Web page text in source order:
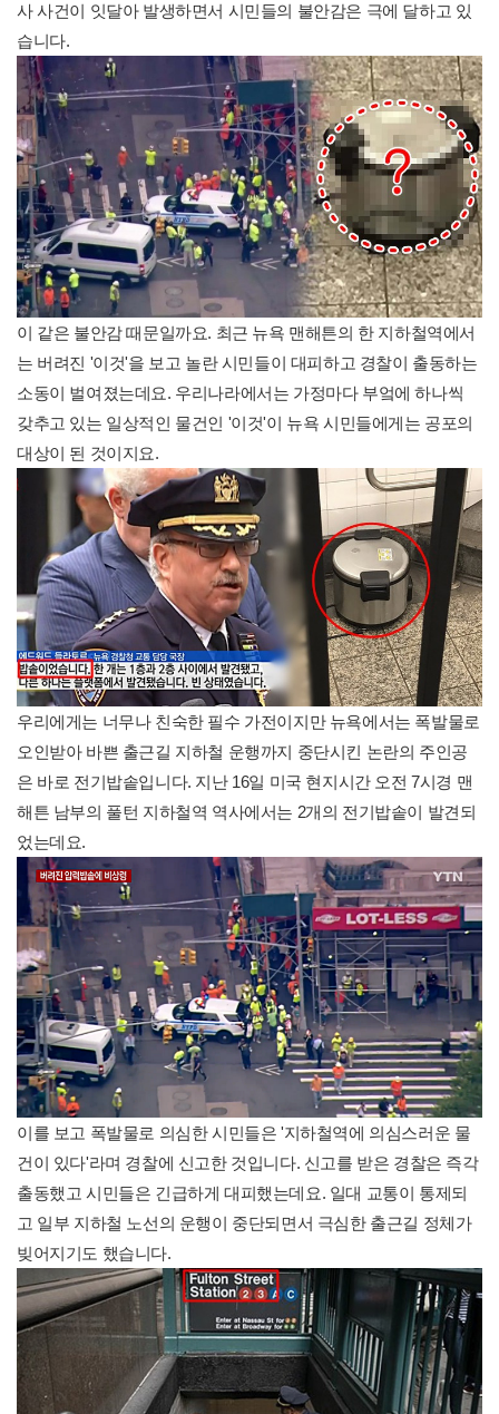
사 사건이 잇달아 발생하면서 시민들의 불안감은 극에 달하고 있
습니다.
이 같은 불안감 때문일까요. 최근 뉴욕 맨해튼의 한 지하철역에서
는 버려진 '이것'을 보고 놀란 시민들이 대피하고 경찰이 출동하는
소동이 벌여졌는데요. 우리나라에서는 가정마다 부엌에 하나씩
갖추고 있는 일상적인 물건인 '이것'이 뉴욕 시민들에게는 공포의
대상이 된 것이지요.
우리에게는 너무나 친숙한 필수 가전이지만 뉴욕에서는 폭발물로
오인받아 바쁜 출근길 지하철 운행까지 중단시킨 논란의 주인공
은 바로 전기밥솥입니다. 지난 16일 미국 현지시간 오전 7시경 맨
해튼 남부의 풀턴 지하철역 역사에서는 2개의 전기밥솥이 발견되
었는데요.
이를 보고 폭발물로 의심한 시민들은 '지하철역에 의심스러운 물
건이 있다'라며 경찰에 신고한 것입니다. 신고를 받은 경찰은 즉각
출동했고 시민들은 긴급하게 대피했는데요. 일대 교통이 통제되
고 일부 지하철 노선의 운행이 중단되면서 극심한 출근길 정체가
빚어지기도 했습니다.